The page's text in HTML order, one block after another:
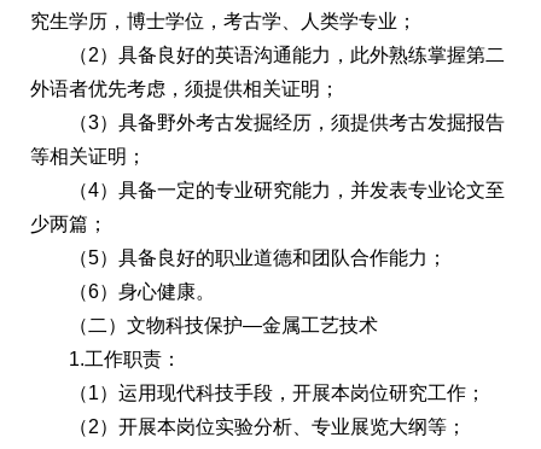
究生学历，博士学位，考古学、人类学专业；
（2）具备良好的英语沟通能力，此外熟练掌握第二
外语者优先考虑，须提供相关证明；
（3）具备野外考古发掘经历，须提供考古发掘报告
等相关证明；
（4）具备一定的专业研究能力，并发表专业论文至
少两篇；
（5）具备良好的职业道德和团队合作能力；
（6）身心健康。
（二）文物科技保护—金属工艺技术
1.工作职责：
（1）运用现代科技手段，开展本岗位研究工作；
（2）开展本岗位实验分析、专业展览大纲等；